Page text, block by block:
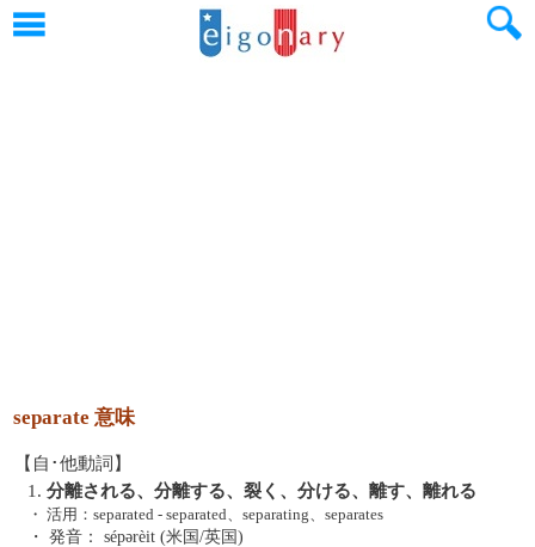
separate 意味
【自･他動詞】
1. 分離される、分離する、裂く、分ける、離す、離れる
・ 活用：separated - separated、separating、separates
・ 発音：
sépərèit (米国/英国)